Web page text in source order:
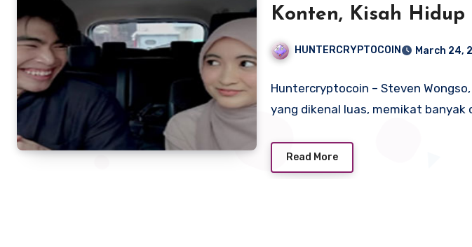
Konten, Kisah
HUNTERCRYPTOCOIN March 24,
Huntercryptocoin – Steven
yang dikenal luas, memikat banyak
Read More